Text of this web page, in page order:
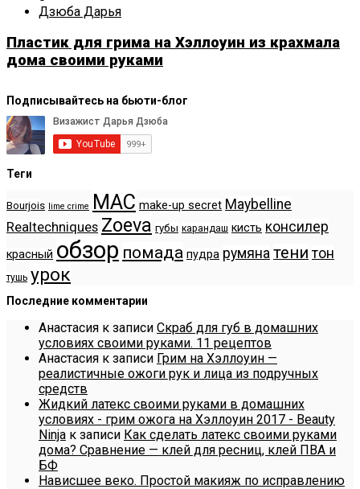
Дзюба Дарья
Пластик для грима на Хэллоуин из крахмала
дома своими руками
Подписывайтесь на бьюти-блог
Теги
Bourjois lime crime MAC make-up secret Maybelline
Realtechniques Zoeva губы карандаш кисть консилер
красный обзор помада пудра румяна тени тон
тушь урок
Последние комментарии
Анастасия к записи Скраб для губ в домашних
условиях своими руками. 11 рецептов
Анастасия к записи Грим на Хэллоуин —
реалистичные ожоги рук и лица из подручных
средств
Жидкий латекс своими руками в домашних
условиях - грим ожога на Хэллоуин 2017 - Beauty
Ninja к записи Как сделать латекс своими руками
дома? Сравнение — клей для ресниц, клей ПВА и
БФ
Нависшее веко. Простой макияж по исправлению